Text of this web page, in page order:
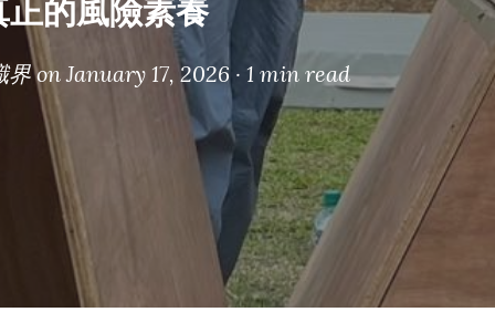
的風險素養
界on January 17, 2026 · 1 min read